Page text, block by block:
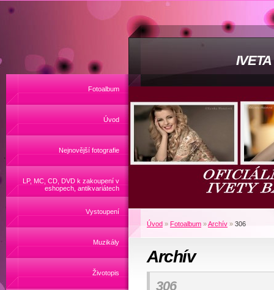
Fotoalbum
Úvod
Nejnovější fotografie
LP, MC, CD, DVD k zakoupení v
eshopech, antikvariátech
Vystoupení
Muzikály
Životopis
Úvod » Fotoalbum »Archív » 306
Archív
306